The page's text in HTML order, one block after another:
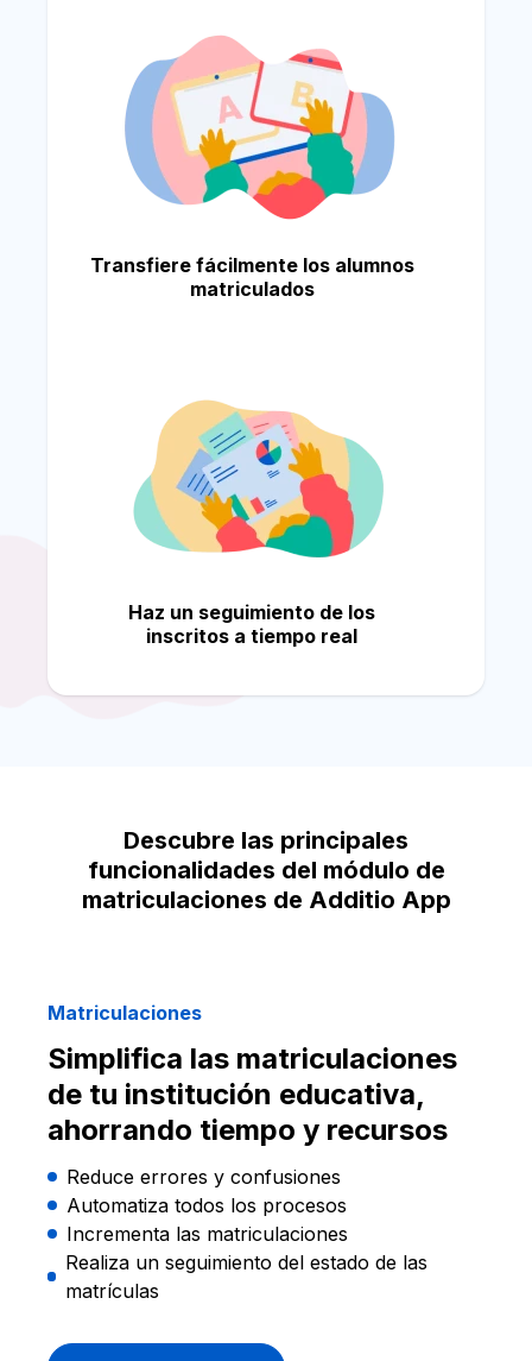
Transfiere fácilmente los alumnos
matriculados
Haz un seguimiento de los
inscritos a tiempo real
Descubre las principales
funcionalidades del módulo de
matriculaciones de Additio App
Matriculaciones
Simplifica las matriculaciones
de tu institución educativa,
ahorrando tiempo y recursos
Reduce errores y confusiones
Automatiza todos los procesos
Incrementa las matriculaciones
Realiza un seguimiento del estado de las
matrículas